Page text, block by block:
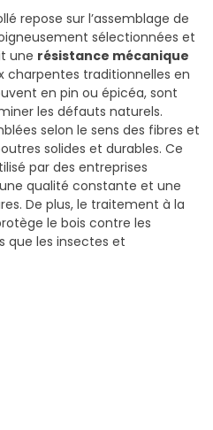
repose sur l’assemblage de
sélectionnées et
une résistance mécanique
charpentes traditionnelles en
en pin ou épicéa, sont
les défauts naturels.
selon le sens des fibres et
solides et durables. Ce
par des entreprises
qualité constante et une
De plus, le traitement à la
le bois contre les
que les insectes et